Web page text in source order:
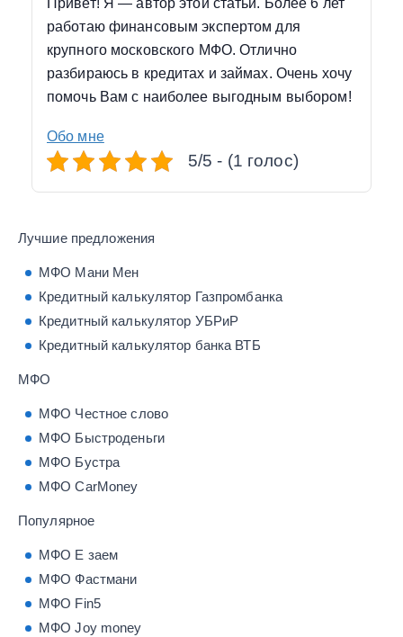
Привет! Я — автор этой статьи. Более 6 лет
работаю финансовым экспертом для
крупного московского МФО. Отлично
разбираюсь в кредитах и займах. Очень хочу
помочь Вам с наиболее выгодным выбором!
Обо мне
5/5 - (1 голос)
Лучшие предложения
МФО Мани Мен
Кредитный калькулятор Газпромбанка
Кредитный калькулятор УБРиР
Кредитный калькулятор банка ВТБ
МФО
МФО Честное слово
МФО Быстроденьги
МФО Бустра
МФО CarMoney
Популярное
МФО Е заем
МФО Фастмани
МФО Fin5
МФО Joy money